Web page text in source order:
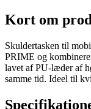
Kort om
Skuldertasken til
PRIME og
lavet af PU-læder af
samme tid. Ideel til